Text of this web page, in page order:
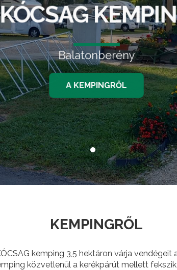
KÓCSAG
Balatonberény
A KEMPINGRŐL
KEMPINGRŐL
kemping 3,5 hektáron várja
közvetlenül a kerékpárút mellett